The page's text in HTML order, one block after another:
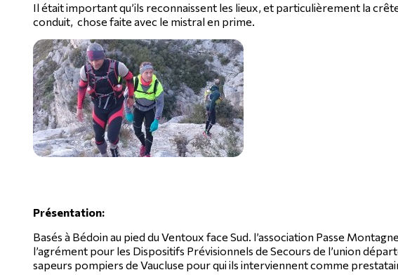
Il était important qu’ils reconnaissent les lieux, et particulièrement la
conduit, chose faite avec le mistral en prime.
Présentation:
Basés à Bédoin au pied du Ventoux face Sud. l’association Passe
l’agrément pour les Dispositifs Prévisionnels de Secours de l’union
sapeurs pompiers de Vaucluse pour qui ils interviennent comme